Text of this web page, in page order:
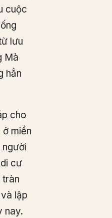
cuộc
lưu
Mà
hẳn
cho
miền
người
cư
tràn
lập
nay.